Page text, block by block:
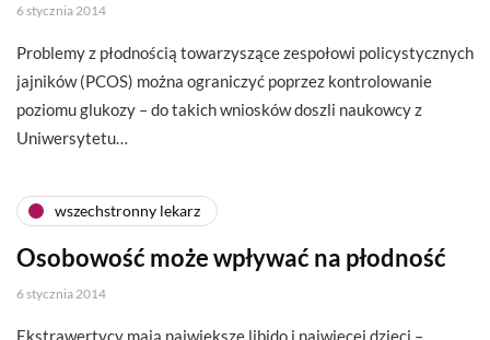
6 stycznia 2014
Problemy z płodnością towarzyszące zespołowi policystycznych
jajników (PCOS) można ograniczyć poprzez kontrolowanie
poziomu glukozy – do takich wniosków doszli naukowcy z
Uniwersytetu…
wszechstronny lekarz
Osobowość może wpływać na płodność
6 stycznia 2014
Ekstrawertycy mają największe libido i najwięcej dzieci –